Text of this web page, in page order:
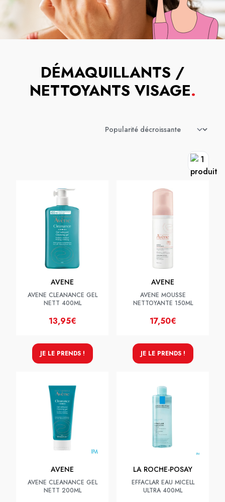
DÉMAQUILLANTS /
NETTOYANTS VISAGE.
AVENE
AVENE CLEANANCE GEL
NETT 400ML
13,95€
JE LE PRENDS !
AVENE
AVENE MOUSSE
NETTOYANTE 150ML
17,50€
JE LE PRENDS !
AVENE
AVENE CLEANANCE GEL
NETT 200ML
LA ROCHE-POSAY
EFFACLAR EAU MICELL
ULTRA 400ML